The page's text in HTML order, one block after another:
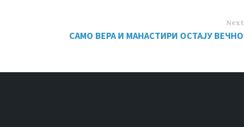
Next
САМО ВЕРА И МАНАСТИРИ ОСТАЈУ ВЕЧНО